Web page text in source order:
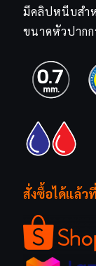
มีคลิปหนีบสำ
ขนาดหัวปาก
สั่งซื้อได้แล้วที่